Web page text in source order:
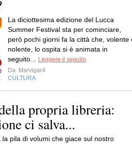
La diciottesima edizione del Lucca
Summer Festival sta per cominciare,
però pochi giorni fa la città che, volente
nolente, lo ospita si è animata in
seguito...
Leggere il seguito
Da Marvigar4
CULTURA
propria libreria:
ci salva...
pila di volumi che giace sul nostro